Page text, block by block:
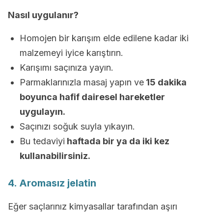
Nasıl uygulanır?
Homojen bir karışım elde edilene kadar iki
malzemeyi iyice karıştırın.
Karışımı saçınıza yayın.
Parmaklarınızla masaj yapın ve 15 dakika
boyunca hafif dairesel hareketler
uygulayın.
Saçınızı soğuk suyla yıkayın.
Bu tedaviyi haftada bir ya da iki kez
kullanabilirsiniz.
4. Aromasız jelatin
Eğer saçlarınız kimyasallar tarafından aşırı